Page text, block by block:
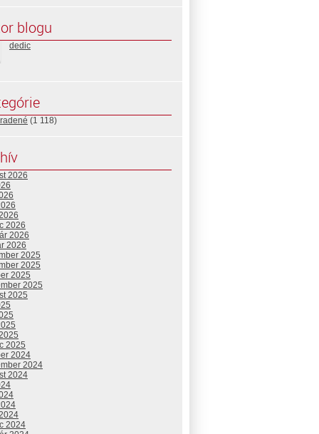
blogu
dedic
(1 118)
2026
2026
2026
2026
2025
2025
2025
2025
2025
2025
2024
2024
2024
2024